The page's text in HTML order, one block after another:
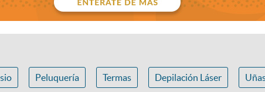
Peluquería Termas Depilación Láser